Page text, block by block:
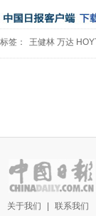
标签： 王健林 万达
关于我们 联系我们